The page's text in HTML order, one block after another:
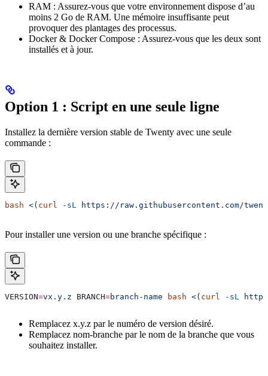
RAM : Assurez-vous que votre environnement dispose d’au
moins 2 Go de RAM. Une mémoire insuffisante peut
provoquer des plantages des processus.
Docker & Docker Compose : Assurez-vous que les deux sont
installés et à jour.
Option 1 : Script en une seule ligne
Installez la dernière version stable de Twenty avec une seule
commande :
bash <( curl -sL https://raw.githubusercontent.com/
Pour installer une version ou une branche spécifique :
VERSION=vx.y.z BRANCH=branch-name bash <( curl -sL
Remplacez x.y.z par le numéro de version désiré.
Remplacez nom-branche par le nom de la branche que vous
souhaitez installer.